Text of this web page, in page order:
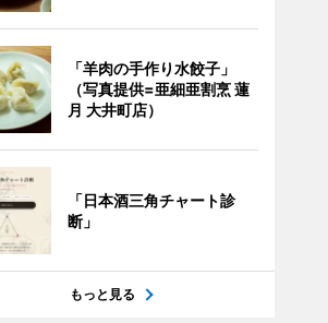
「羊肉の手作り水餃子」
（写真提供=亜細亜割烹 蓮
月 大井町店）
「日本酒三角チャート診
断」
もっと見る